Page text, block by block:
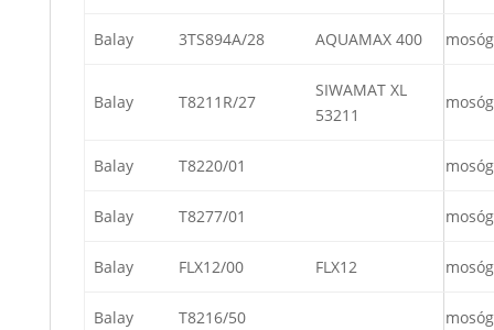
Balay 3TS894A/28 AQUAMAX 400
Balay T8211R/27
SIWAMAT XL
53211
Balay T8220/01
Balay T8277/01
Balay FLX12/00 FLX12
Balay T8216/50